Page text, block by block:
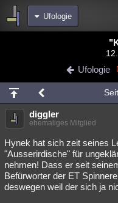
Ufologie
Chat Wiki
meine Rubriken
Menschen
Spiritualität
Natur Umfragen
weitere Rubriken
Ufologie
diggler
ehemaliges Mitglied
Hynek hat sich zeit seines
"Ausserirdische" für
nehmen! Dass er seit
Befürworter der ET
deswegen weil der sich ja